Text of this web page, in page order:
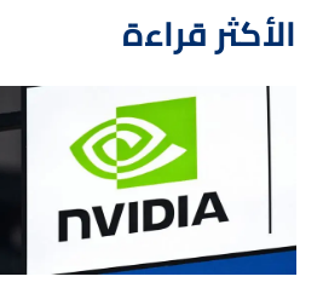
الأكثر قراءة